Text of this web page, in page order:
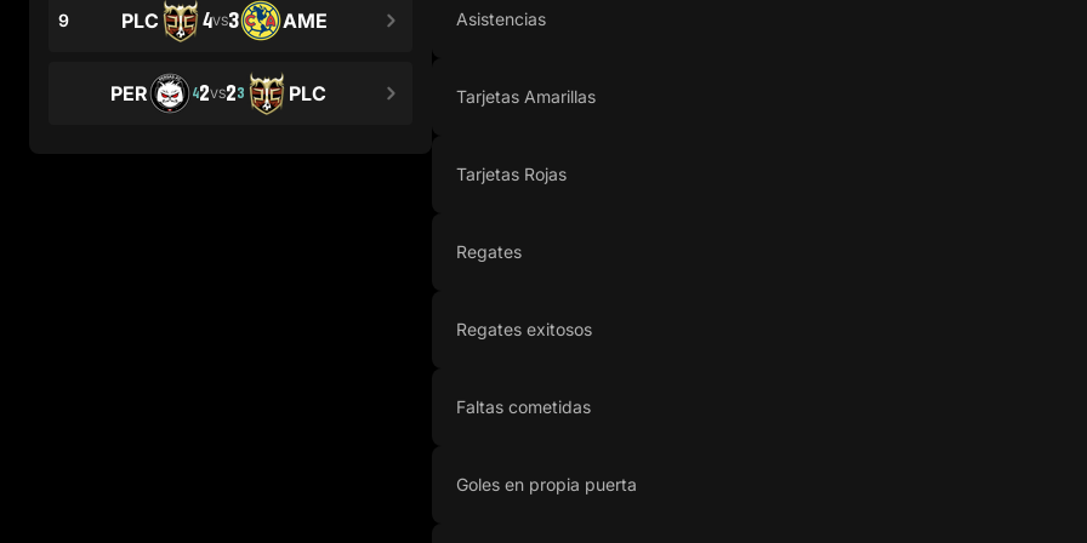
9 PLC 4VS3 AME
PER 42VS23 PLC
Asistencias
Tarjetas Amarillas
Tarjetas Rojas
Regates
Regates exitosos
Faltas cometidas
Goles en propia puerta